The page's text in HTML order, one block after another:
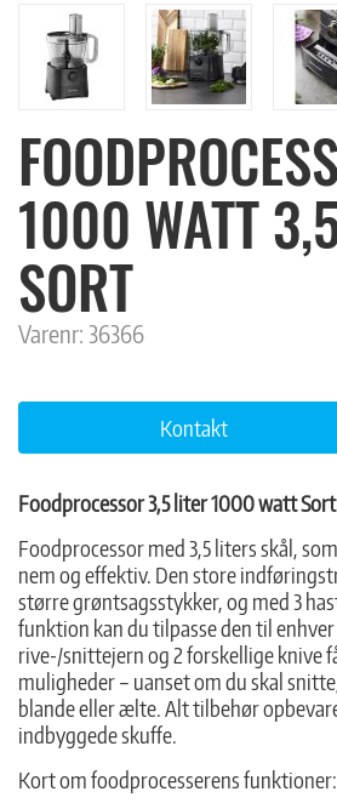
1000 WATT
SORT
Varenr: 36366
Kontakt
Foodprocessor 3,5 liter 1000 watt Sort
Foodprocessor med 3,5 liters skål,
nem og effektiv. Den store
større grøntsagsstykker, og med 3
funktion kan du tilpasse den til
rive-/snittejern og 2 forskellige knive
muligheder – uanset om du skal
blande eller ælte. Alt tilbehør
indbyggede skuffe.
Kort om foodprocesserens funktioner: